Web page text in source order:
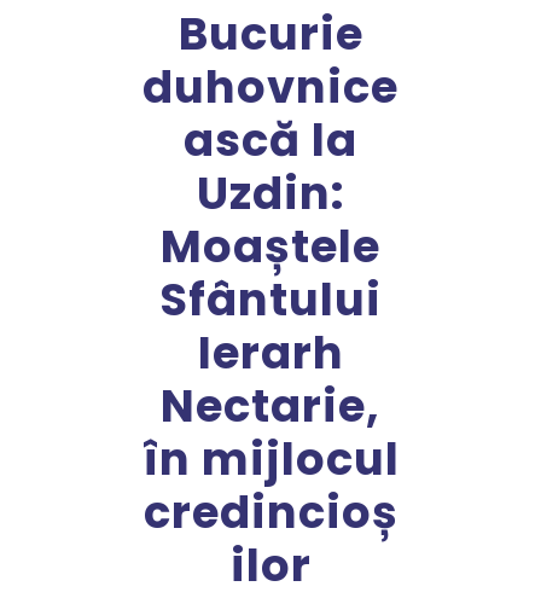
Bucurie
duhovnice
ască la
Uzdin:
Moaștele
Sfântului
Ierarh
Nectarie,
în mijlocul
credincioș
ilor